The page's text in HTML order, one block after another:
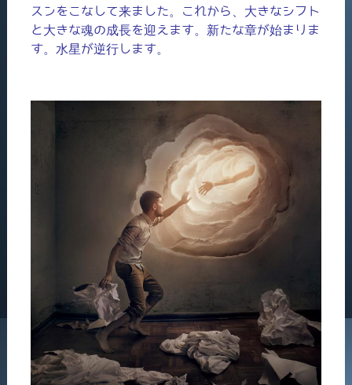
スンをこなして来ました。これから、大きなシフト
と大きな魂の成長を迎えます。新たな章が始まりま
す。水星が逆行します。